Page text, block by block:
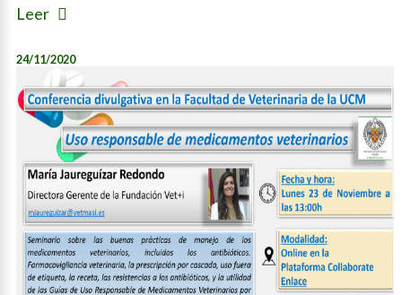
Leer
24/11/2020